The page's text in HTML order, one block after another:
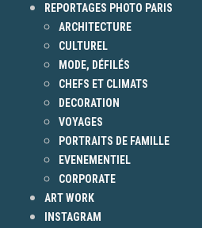
REPORTAGES PHOTO PARIS
ARCHITECTURE
CULTUREL
MODE, DÉFILÉS
CHEFS ET CLIMATS
DECORATION
VOYAGES
PORTRAITS DE FAMILLE
EVENEMENTIEL
CORPORATE
ART WORK
INSTAGRAM